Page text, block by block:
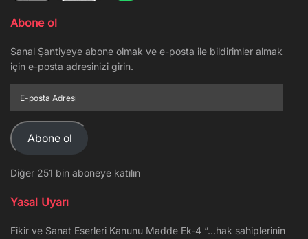
Abone ol
Sanal Şantiyeye abone olmak ve e-posta ile bildirimler almak
için e-posta adresinizi girin.
posta
Adresi
Abone ol
Diğer 251 bin aboneye katılın
Yasal Uyarı
Fikir ve Sanat Eserleri Kanunu Madde Ek-4 “…hak sahiplerinin